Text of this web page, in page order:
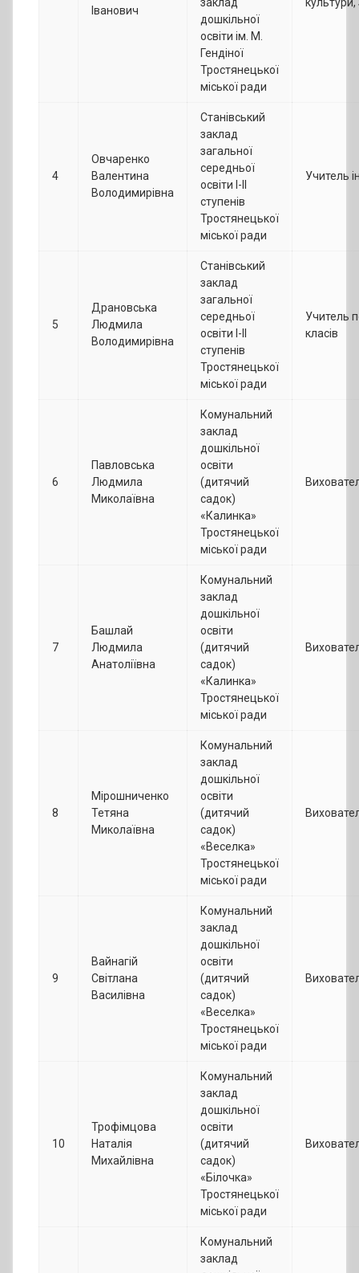
Іванович
дошкільної
освіти ім. М.
Гендіної
Тростянецької
міської ради
4
Овчаренко
Валентина
Володимирівна
Станівський
заклад
загальної
середньої
освіти І-ІІ
ступенів
Тростянецької
міської ради
Учитель
5
Драновська
Людмила
Володимирівна
Станівський
заклад
загальної
середньої
освіти І-ІІ
ступенів
Тростянецької
міської ради
Учитель
класів
6
Павловська
Людмила
Миколаївна
Комунальний
заклад
дошкільної
освіти
(дитячий
садок)
«Калинка»
Тростянецької
міської ради
7
Башлай
Людмила
Анатоліївна
Комунальний
заклад
дошкільної
освіти
(дитячий
садок)
«Калинка»
Тростянецької
міської ради
8
Мірошниченко
Тетяна
Миколаївна
Комунальний
заклад
дошкільної
освіти
(дитячий
садок)
«Веселка»
Тростянецької
міської ради
9
Вайнагій
Світлана
Василівна
Комунальний
заклад
дошкільної
освіти
(дитячий
садок)
«Веселка»
Тростянецької
міської ради
10
Трофімцова
Наталія
Михайлівна
Комунальний
заклад
дошкільної
освіти
(дитячий
садок)
«Білочка»
Тростянецької
міської ради
Комунальний
заклад